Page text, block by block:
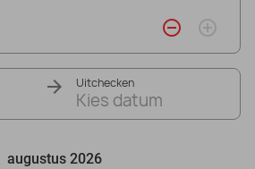
remove_circle_outline add_circle_outline
Uitchecken
Kies datum
augustus 2026